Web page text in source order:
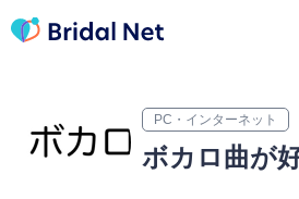
PC・インターネット
ボカロ曲が